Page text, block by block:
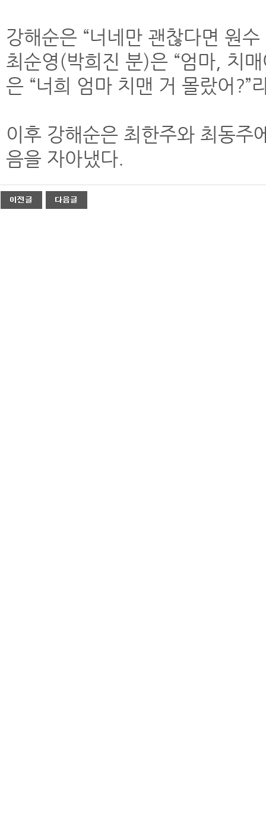
강해순은 “너네만 괜찮다면 원
최순영(박희진 분)은 “엄마, 치
은 “너희 엄마 치맨 거 몰랐어?”
이후 강해순은 최한주와 최동주
음을 자아냈다.